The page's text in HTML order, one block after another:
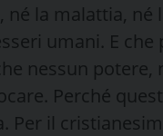
né la malattia, né
umani. E che
nessun potere,
Perché
Per il